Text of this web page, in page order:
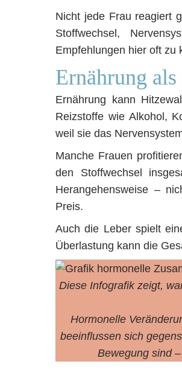
Nicht jede Frau reagiert
Stoffwechsel,
Empfehlungen hier oft zu
Ernährung
Ernährung kann
Reizstoffe wie Alkohol,
weil sie das
Manche Frauen
den Stoffwechsel
Herangehensweise –
Preis.
Auch die Leber spielt
Überlastung kann die
Diese Infografik zeigt,
Hormonelle
beeinflussen sich
Bewegung sind